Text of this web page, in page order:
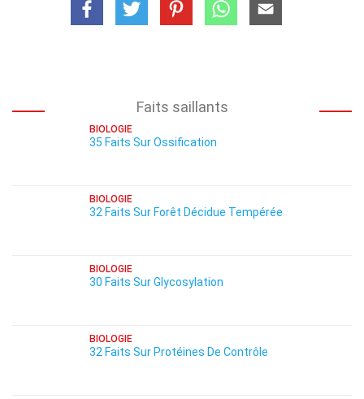
Faits saillants
BIOLOGIE
35 Faits Sur Ossification
BIOLOGIE
32 Faits Sur Forêt Décidue Tempérée
BIOLOGIE
30 Faits Sur Glycosylation
BIOLOGIE
32 Faits Sur Protéines De Contrôle